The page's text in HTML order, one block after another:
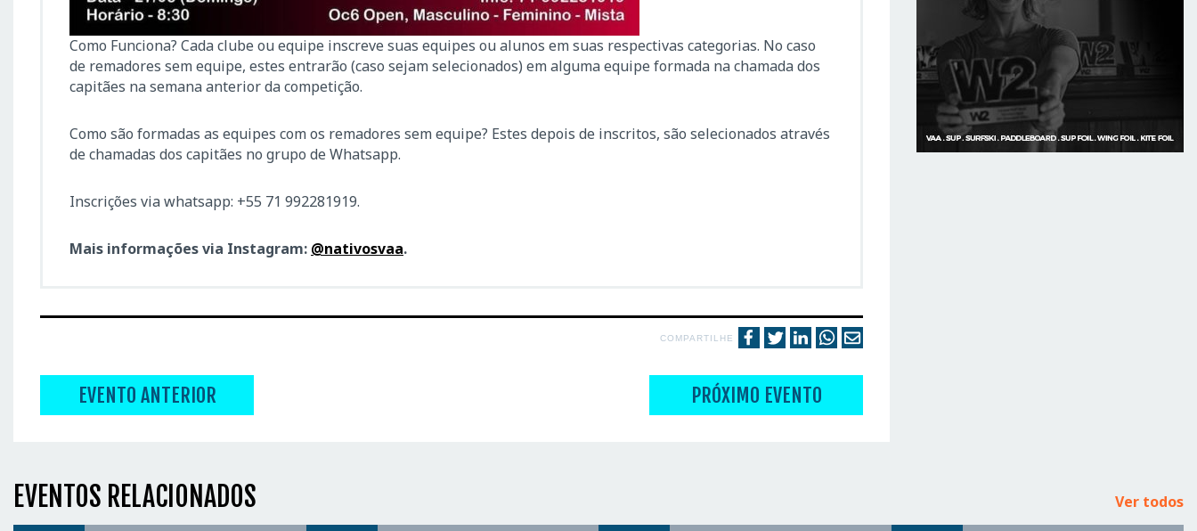
Como Funciona? Cada clube ou equipe inscreve suas equipes ou alunos em suas respectivas categorias. No caso
de remadores sem equipe, estes entrarão (caso sejam selecionados) em alguma equipe formada na chamada dos
capitães na semana anterior da competição.
Como são formadas as equipes com os remadores sem equipe? Estes depois de inscritos, são selecionados através
de chamadas dos capitães no grupo de Whatsapp.
Inscrições via whatsapp: +55 71 992281919.
Mais informações via Instagram: @nativosvaa.
COMPARTILHE
EVENTO ANTERIOR PRÓXIMO EVENTO
EVENTOS RELACIONADOS Ver todos